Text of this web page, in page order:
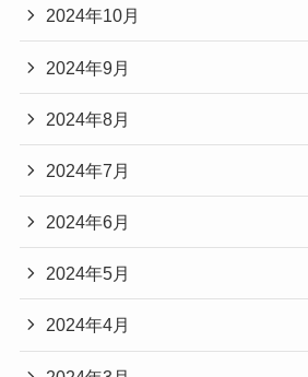
2024年10月
2024年9月
2024年8月
2024年7月
2024年6月
2024年5月
2024年4月